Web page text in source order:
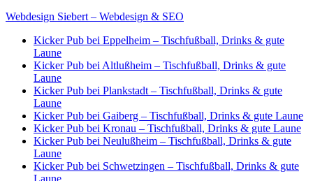
Webdesign Siebert – Webdesign & SEO
Kicker Pub bei Eppelheim – Tischfußball, Drinks & gute
Laune
Kicker Pub bei Altlußheim – Tischfußball, Drinks & gute
Laune
Kicker Pub bei Plankstadt – Tischfußball, Drinks & gute
Laune
Kicker Pub bei Gaiberg – Tischfußball, Drinks & gute Laune
Kicker Pub bei Kronau – Tischfußball, Drinks & gute Laune
Kicker Pub bei Neulußheim – Tischfußball, Drinks & gute
Laune
Kicker Pub bei Schwetzingen – Tischfußball, Drinks & gute